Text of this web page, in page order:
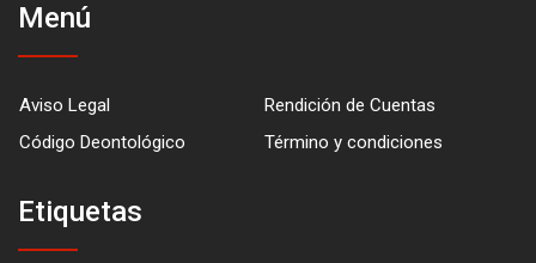
Menú
Aviso Legal
Rendición de Cuentas
Código Deontológico
Término y condiciones
Etiquetas